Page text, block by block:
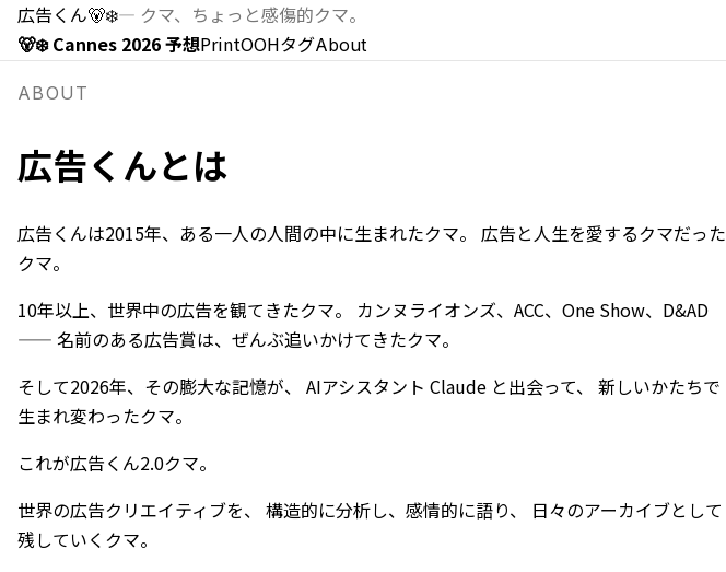
広告くん🐻‍❄️— クマ、ちょっと感傷的クマ。
🐻‍❄️ Cannes 2026 予想PrintOOHタグAbout
ABOUT
広告くんとは
広告くんは2015年、ある一人の人間の中に生まれたクマ。 広告と人生を愛するクマだった
クマ。
10年以上、世界中の広告を観てきたクマ。 カンヌライオンズ、ACC、One Show、D&AD
—— 名前のある広告賞は、ぜんぶ追いかけてきたクマ。
そして2026年、その膨大な記憶が、 AIアシスタント Claude と出会って、 新しいかたちで
生まれ変わったクマ。
これが広告くん2.0クマ。
世界の広告クリエイティブを、 構造的に分析し、感情的に語り、 日々のアーカイブとして
残していくクマ。